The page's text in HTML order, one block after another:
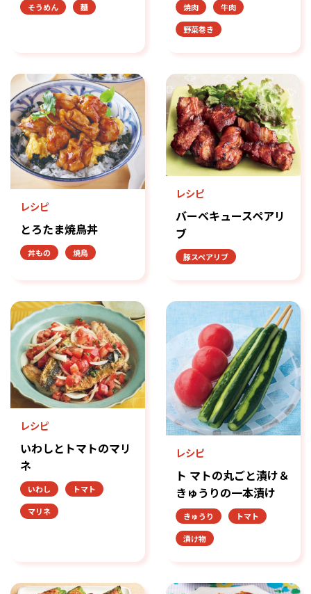
そうめん 麺 焼肉
牛肉
野菜巻き
レシピ
とろたま焼鳥丼
丼もの 焼鳥
レシピ
バーベキュースペアリ
ブ
豚スペアリブ
レシピ
いわしとトマトのマリ
ネ
いわし
トマト
マリネ
レシピ
ト マトの丸ごと漬け＆
きゅうりの一本漬け
きゅうり
トマト
漬け物